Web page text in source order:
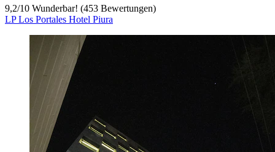
9,2/10 Wunderbar! (453 Bewertungen)
LP Los Portales Hotel Piura